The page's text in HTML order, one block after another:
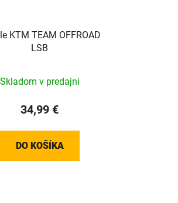
LSB
Skladom v predajni
34,99 €
DO KOŠÍKA